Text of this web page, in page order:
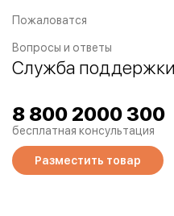
Пожаловатся
Вопросы и ответы
Служба поддержки
8 800 2000 300
бесплатная консультация
Разместить товар